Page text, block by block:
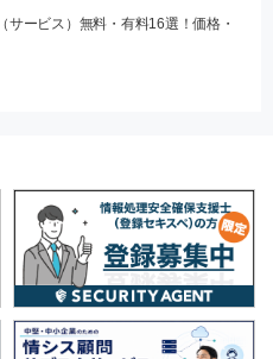
サービス）無料・有料16選！価格・